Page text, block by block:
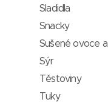
Sladidla
Snacky
Sušené ovoce
Sýr
Těstoviny
Tuky